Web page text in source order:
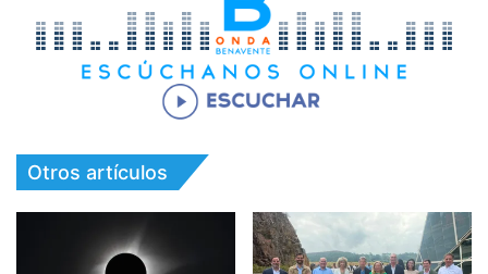
Otros artículos